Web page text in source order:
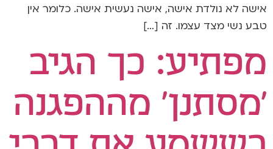
אישה לא נולדת אישה, אישה נעשית אישה. כלומר אין
טבע נשי מצד עצמו. זה […]
מפתיע: כך הגיב
'מסתנן' מההפגנה